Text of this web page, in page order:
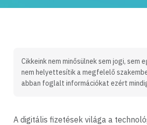
Cikkeink nem minősülnek sem jogi,
nem helyettesítik a megfelelő
abban foglalt információkat ezért
A digitális fizetések világa a